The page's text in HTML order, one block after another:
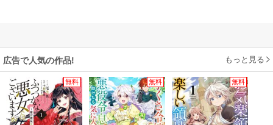
広告で人気の作品! もっと見る
無料 無料 無料